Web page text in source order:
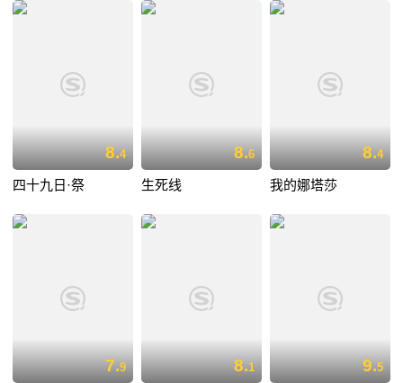
8.4
四十九日·祭
8.6
生死线
8.4
我的娜塔莎
7.9 8.1 9.5